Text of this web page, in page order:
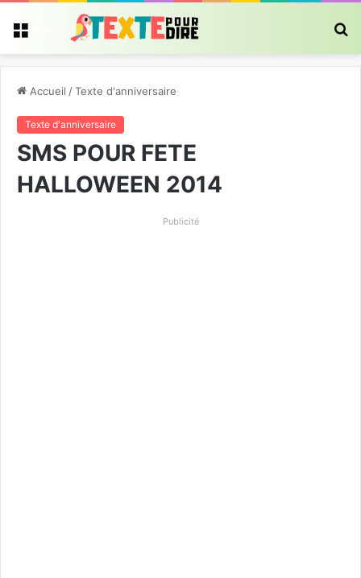
Accueil /Texte d'anniversaire
Texte d'anniversaire
SMS POUR FETE
HALLOWEEN 2014
Publicité